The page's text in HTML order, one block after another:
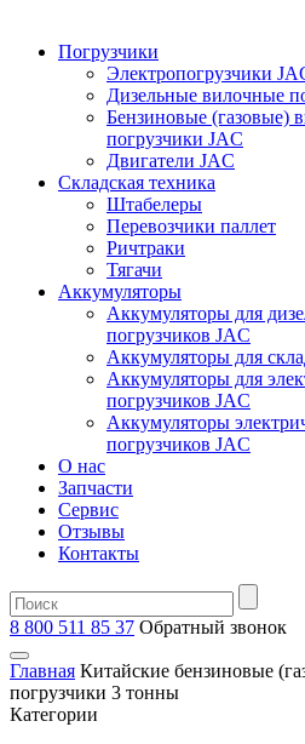
Погрузчики
Электропогрузчики
Дизельные вилочные
Бензиновые (газовые)
погрузчики JAC
Двигатели JAC
Складская техника
Штабелеры
Перевозчики паллет
Ричтраки
Тягачи
Аккумуляторы
Аккумуляторы для
погрузчиков JAC
Аккумуляторы для
Аккумуляторы для
погрузчиков JAC
Аккумуляторы
погрузчиков JAC
О нас
Запчасти
Сервис
Отзывы
Контакты
8 800 511 85 37 Oбратный звонок
Главная Китайские бензиновые
погрузчики 3 тонны
Категории